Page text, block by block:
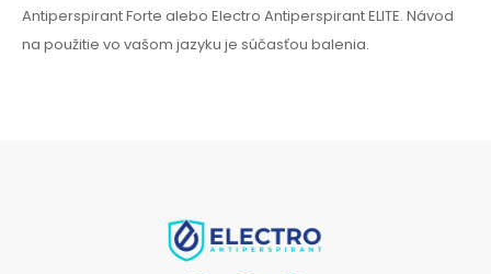
Antiperspirant Forte alebo Electro Antiperspirant ELITE. Návod
na použitie vo vašom jazyku je súčasťou balenia.